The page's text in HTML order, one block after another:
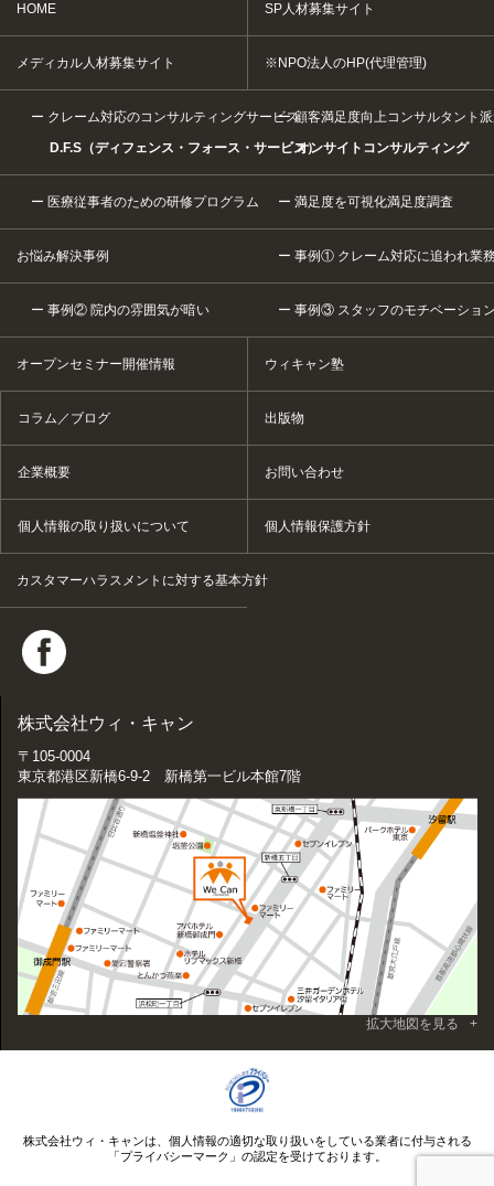
HOME SP人材募集サイト
メディカル人材募集サイト ※NPO法人のHP(代理管理)
クレーム対応のコンサルティングサービス
D.F.S（ディフェンス・フォース・サービス）
顧客満足度向上コンサルタント
オンサイトコンサルティング
医療従事者のための研修プログラム 満足度を可視化満足度調査
お悩み解決事例 事例① クレーム対応に追われ業
事例② 院内の雰囲気が暗い 事例③ スタッフのモチベーショ
オープンセミナー開催情報 ウィキャン塾
コラム／ブログ 出版物
企業概要 お問い合わせ
個人情報の取り扱いについて 個人情報保護方針
カスタマーハラスメントに対する基本方針
株式会社ウィ・キャン
〒105-0004
東京都港区新橋6-9-2 新橋第一ビル本館7階
拡大地図を見る
株式会社ウィ・キャンは、個人情報の適切な取り扱いをしている業者に付与される
「プライバシーマーク」の認定を受けております。